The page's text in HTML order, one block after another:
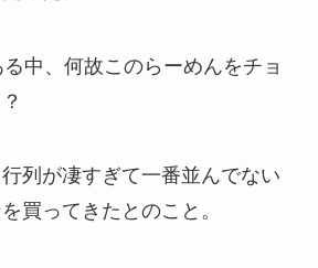
中、何故このらーめんをチョ
列が凄すぎて一番並んでない
買ってきたとのこと。